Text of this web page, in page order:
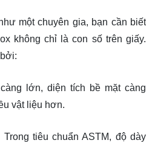
một chuyên gia, bạn cần biết
không chỉ là con số trên giấy.
lớn, diện tích bề mặt càng
vật liệu hơn.
tiêu chuẩn ASTM, độ dày